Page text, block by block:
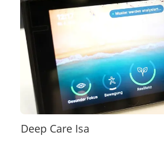
Deep Care Isa